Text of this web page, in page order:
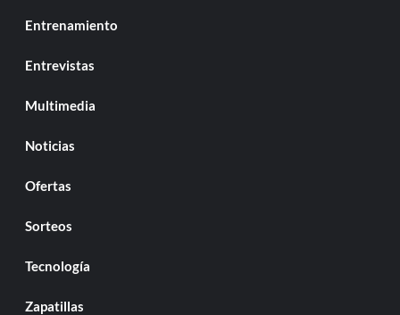
Entrenamiento
Entrevistas
Multimedia
Noticias
Ofertas
Sorteos
Tecnología
Zapatillas